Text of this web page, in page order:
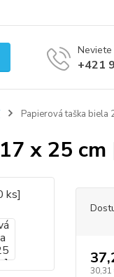
+421
Papierová taška
x 25
30,31